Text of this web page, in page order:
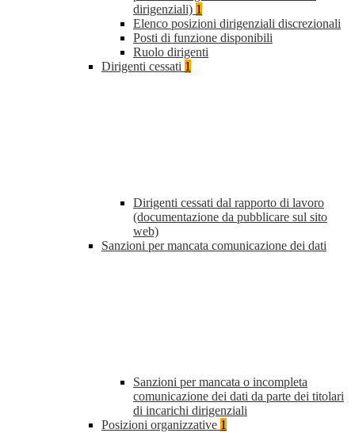
dirigenziali) 1
Elenco posizioni dirigenziali discrezionali
Posti di funzione disponibili
Ruolo dirigenti
Dirigenti cessati 1
Dirigenti cessati dal rapporto di lavoro
(documentazione da pubblicare sul sito
web)
Sanzioni per mancata comunicazione dei dati
Sanzioni per mancata o incompleta
comunicazione dei dati da parte dei titolari
di incarichi dirigenziali
Posizioni organizzative 1